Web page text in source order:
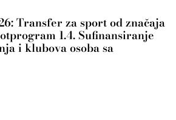
Transfer za sport od značaja
1.4. Sufinansiranje
i klubova osoba sa